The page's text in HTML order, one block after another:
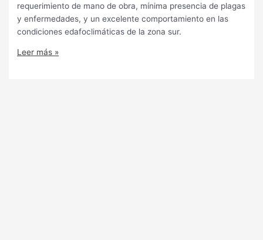
requerimiento de mano de obra, mínima presencia de plagas
y enfermedades, y un excelente comportamiento en las
condiciones edafoclimáticas de la zona sur.
Leer más »